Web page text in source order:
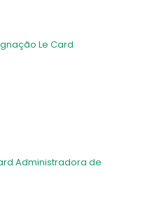
Le Card
Administradora de